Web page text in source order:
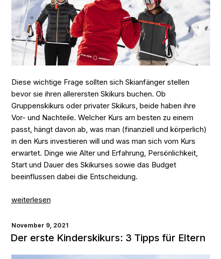
Diese wichtige Frage sollten sich Skianfänger stellen
bevor sie ihren allerersten Skikurs buchen. Ob
Gruppenskikurs oder privater Skikurs, beide haben ihre
Vor- und Nachteile. Welcher Kurs am besten zu einem
passt, hängt davon ab, was man (finanziell und körperlich)
in den Kurs investieren will und was man sich vom Kurs
erwartet. Dinge wie Alter und Erfahrung, Persönlichkeit,
Start und Dauer des Skikurses sowie das Budget
beeinflussen dabei die Entscheidung.
„Gruppenskikurs
privater
Skikurs:
weiterlesen
VERÖFFENTLICHT
AM
November 9, 2021
Der erste Kinderskikurs: 3 Tipps für Eltern